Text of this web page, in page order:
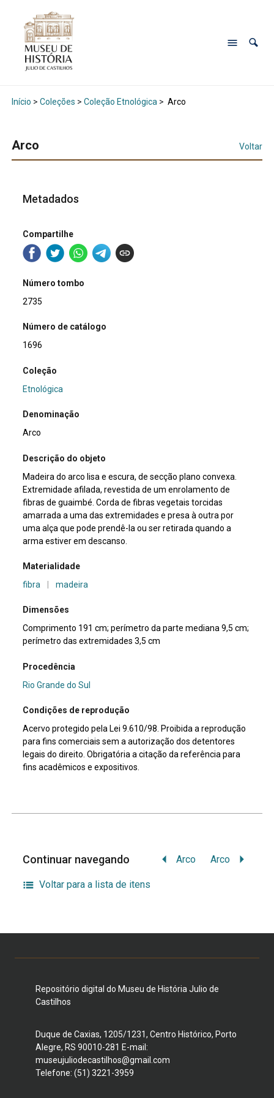
Início > Coleções > Coleção Etnológica > Arco
Arco Voltar
Metadados
Compartilhe
Número tombo
2735
Número de catálogo
1696
Coleção
Etnológica
Denominação
Arco
Descrição do objeto
Madeira do arco lisa e escura, de secção plano convexa.
Extremidade afilada, revestida de um enrolamento de
fibras de guaimbé. Corda de fibras vegetais torcidas
amarrada a uma das extremidades e presa à outra por
uma alça que pode prendê-la ou ser retirada quando a
arma estiver em descanso.
Materialidade
fibra
madeira
Dimensões
Comprimento 191 cm; perímetro da parte mediana 9,5 cm;
perímetro das extremidades 3,5 cm
Procedência
Rio Grande do Sul
Condições de reprodução
Acervo protegido pela Lei 9.610/98. Proibida a reprodução
para fins comerciais sem a autorização dos detentores
legais do direito. Obrigatória a citação da referência para
fins acadêmicos e expositivos.
Continuar navegando Arco Arco
Voltar para a lista de itens
Repositório digital do Museu de História Julio de
Castilhos
Duque de Caxias, 1205/1231, Centro Histórico, Porto
Alegre, RS 90010-281 E-mail:
museujuliodecastilhos@gmail.com
Telefone: (51) 3221-3959